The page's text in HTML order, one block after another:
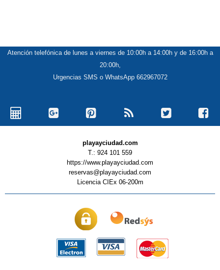
Atención telefónica de lunes a viernes de 10:00h a 14:00h y de 16:00h a
20:00h,
Urgencias SMS o WhatsApp 662967072
playayciudad.com
T.: 924 101 559
https://www.playayciudad.com
reservas@playayciudad.com
Licencia CIEx 06-200m